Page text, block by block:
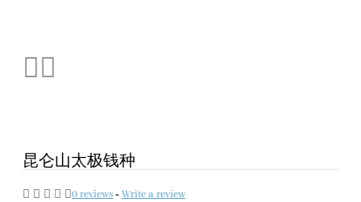
昆仑山太极钱种
0 reviews-Write a review